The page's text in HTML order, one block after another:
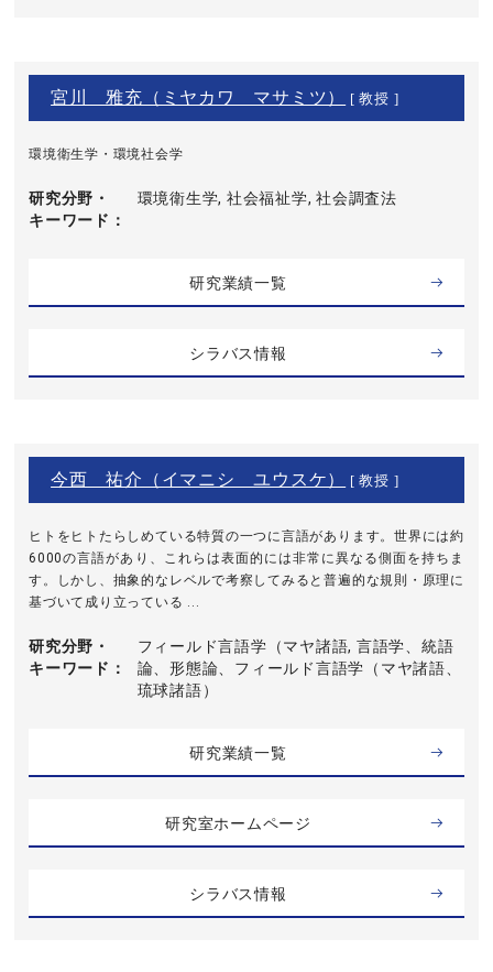
宮川 雅充（ミヤカワ マサミツ） [ 教授 ]
環境衛生学・環境社会学
研究分野・
キーワード
環境衛生学, 社会福祉学, 社会調査法
研究業績一覧
シラバス情報
今西 祐介（イマニシ ユウスケ） [ 教授 ]
ヒトをヒトたらしめている特質の一つに言語があります。世界には約
6000の言語があり、これらは表面的には非常に異なる側面を持ちま
す。しかし、抽象的なレベルで考察してみると普遍的な規則・原理に
基づいて成り立っている ...
研究分野・
キーワード
フィールド言語学（マヤ諸語, 言語学、統語
論、形態論、フィールド言語学（マヤ諸語、
琉球諸語）
研究業績一覧
研究室ホームページ
シラバス情報